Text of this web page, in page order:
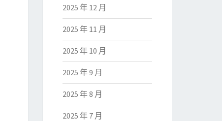
2025 年 12 月
2025 年 11 月
2025 年 10 月
2025 年 9 月
2025 年 8 月
2025 年 7 月